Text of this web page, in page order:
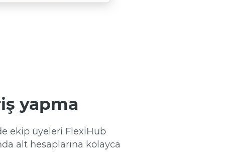
yapma
ekip üyeleri FlexiHub
alt hesaplarına kolayca